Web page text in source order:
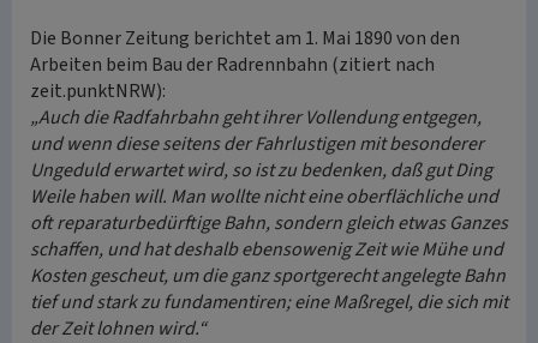
Die Bonner Zeitung berichtet am 1. Mai 1890 von den
Arbeiten beim Bau der Radrennbahn (zitiert nach
zeit.punktNRW):
„Auch die Radfahrbahn geht ihrer Vollendung entgegen,
und wenn diese seitens der Fahrlustigen mit besonderer
Ungeduld erwartet wird, so ist zu bedenken, daß gut Ding
Weile haben will. Man wollte nicht eine oberflächliche und
oft reparaturbedürftige Bahn, sondern gleich etwas Ganzes
schaffen, und hat deshalb ebensowenig Zeit wie Mühe und
Kosten gescheut, um die ganz sportgerecht angelegte Bahn
tief und stark zu fundamentiren; eine Maßregel, die sich mit
der Zeit lohnen wird.“